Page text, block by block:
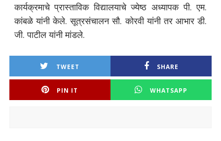
कार्यक्रमाचे प्रास्ताविक विद्यालयाचे ज्येष्ठ अध्यापक पी. एम.
कांबळे यांनी केले. सूत्रसंचालन सौ. कोरवी यांनी तर आभार डी.
जी. पाटील यांनी मांडले.
TWEET SHARE
PIN IT WHATSAPP